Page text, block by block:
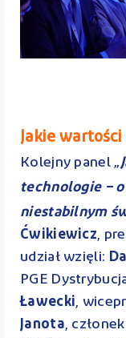
Jakie
Kolejny panel „
technologie –
niestabilnym
Ćwikiewicz,
udział wzięli:
PGE
Ławecki,
Janota,